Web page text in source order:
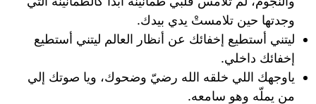
وجدتها حين تلامستْ يدي بيدك.
‏ليتني أستطيع إخفائك عن أنظار العالم ليتني أستطيع
إخفائك داخلي.
ياوجهك اللي خلقه الله رضيّ وضحوك، ‏ويا صوتك إلي
من يملّه وهو سامعه.